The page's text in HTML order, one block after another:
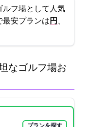
ルフ場として人気
最安プランは 10612円 、
なゴルフ場:お